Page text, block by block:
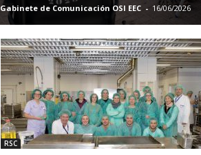
Gabinete de Comunicación OSI EEC - 16/06/2026
RSC